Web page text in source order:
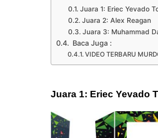
Juara 1: Eriec Yevado
Juara 2: Alex Reagan
Juara 3: Muhammad
Baca Juga :
VIDEO TERBARU
Juara 1: Eriec Yevado